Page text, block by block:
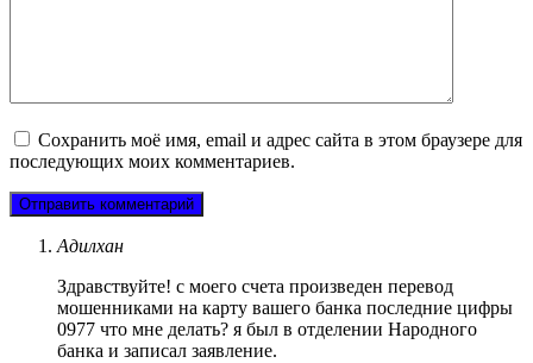
Сохранить моё имя, email и адрес сайта в этом браузере для
последующих моих комментариев.
Адилхан
Здравствуйте! с моего счета произведен перевод
мошенниками на карту вашего банка последние цифры
0977 что мне делать? я был в отделении Народного
банка и записал заявление.